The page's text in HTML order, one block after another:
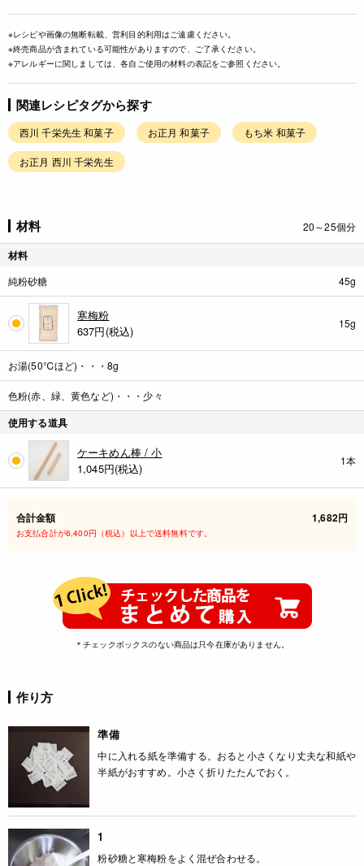
※レシピや画像の無断転載、営利目的利用はご遠慮ください。
※終売商品が含まれている可能性がありますので、ご了承ください。
※アレルギーに関しましては、各自ご使用の材料の表記をご参照ください。
関連レシピタグから探す
西川 千栄先生 和菓子 お正月 和菓子 もち米 和菓子
お正月 西川 千栄先生
材料 20～25個分
材料
純粉砂糖 45g
寒梅粉
637円(税込)
15g
お湯(50℃ほど)・・・8g
色粉(赤、緑、黄色など)・・・少々
使用する道具
ケーキめん棒 / 小
1,045円(税込)
1本
合計金額 1,682円
お支払合計が6,400円（税込）以上で送料無料です。
＊チェックボックスのない商品は只今在庫がありません。
作り方
準備
中に入れる紙を準備する。おると小さくなり丈夫な和紙や
半紙がおすすめ。小さく折りたたんでおく。
1
粉砂糖と寒梅粉をよく混ぜ合わせる。